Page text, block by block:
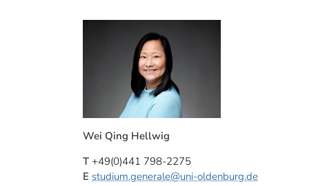
Wei Qing Hellwig
T +49(0)441 798-2275
E studium.generale@uni-oldenburg.de